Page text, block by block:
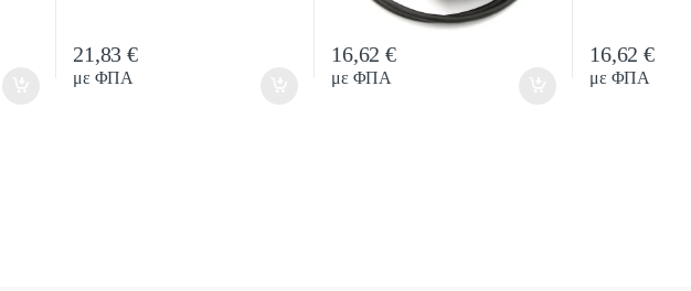
21,83€
με ΦΠΑ
16,62€
με ΦΠΑ
16,62€
με ΦΠΑ